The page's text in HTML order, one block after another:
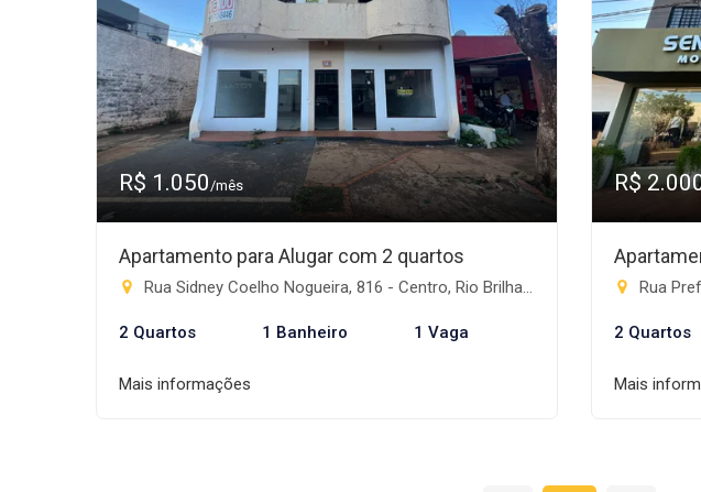
R$ 1.050/mês
Apartamento para Alugar com 2 quartos
Rua Sidney Coelho Nogueira, 816 - Centro, Rio Brilhante-MS
2 Quartos 1 Banheiro 1 Vaga
Mais informações
R$
Rua
2 Quartos
Mais